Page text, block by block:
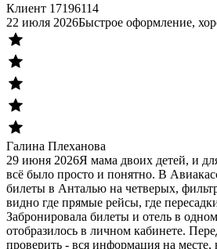
Клиент 17196114
22 июля 2026Быстрое оформление,
Галина Плеханова
29 июня 2026Я мама двоих детей, и
всё было просто и понятно. В
билеты в Анталью на четверых,
видно где прямые рейсы, где
Забронировала билеты и отель в
отобразилось в личном кабинете.
проверить - вся информация на